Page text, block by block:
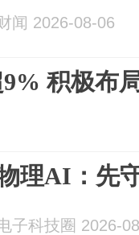
闻 2026-08-06
积极布
理AI：先
子科技圈 2026-